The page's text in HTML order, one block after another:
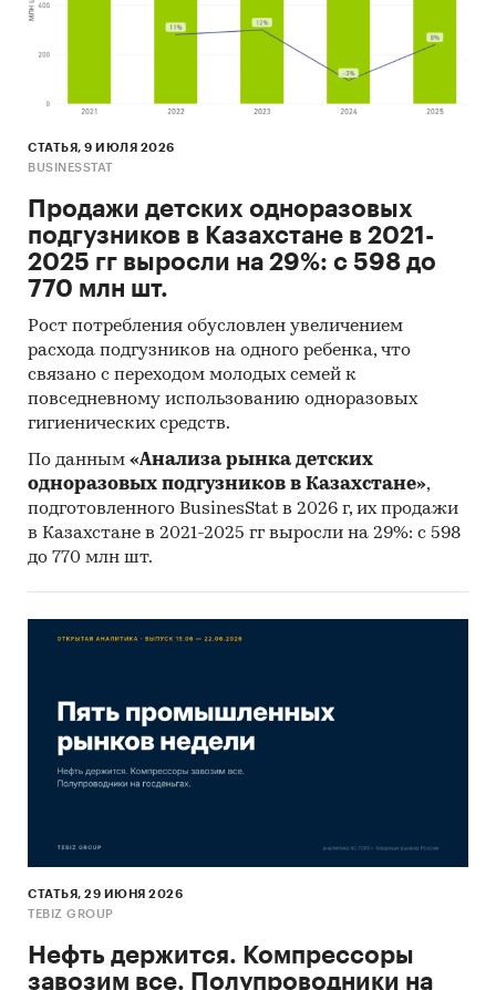
отправляется за рубеж.
- В структуре рынка цинка в 2024 г. внутреннее
производство превышало объем импортных
поставок в 1127,6 раз, а сальдо торгового
246,3 тыс.т.
демонстрирует Восточно-Казахстанская
область с объемом выпуска продукции,
составляющим 287,7 тыс.т продукции.
- Лидером по импортным поставкам в 2024 г.
является Россия (более 83%).
- Большую часть продукции казахстанских
экспортеров покупает Китай (более 52%).
Единицы измерения:
Количественные показатели в отчете
рассчитаны в тоннах, стоимостные - в
долларах и тенге
География исследования:
РК, регионы РК, страны мира
Категории:
металлических руд / Цинк
Промышленность
/ ... /
СТАТЬЯ, 9 ИЮЛЯ 2026
BUSINESSTAT
Продажи детских одноразовых
подгузников в Казахстане в 2021-
2025 гг выросли на 29%: с 598 до
770 млн шт.
Рост потребления обусловлен увеличением
расхода подгузников на одного ребенка, что
связано с переходом молодых семей к
повседневному использованию одноразовых
гигиенических средств.
По данным «Анализа рынка детских
одноразовых подгузников в Казахстане»,
подготовленного BusinesStat в 2026 г, их продажи
в Казахстане в 2021-2025 гг выросли на 29%: с 598
до 770 млн шт.
СТАТЬЯ, 29 ИЮНЯ 2026
TEBIZ GROUP
Нефть держится. Компрессоры
завозим все. Полупроводники на